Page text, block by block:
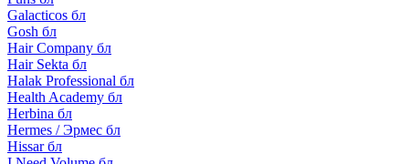
Galacticos бл
Gosh бл
Hair Company бл
Hair Sekta бл
Halak Professional бл
Health Academy бл
Herbina бл
Hermes / Эрмес бл
Hissar бл